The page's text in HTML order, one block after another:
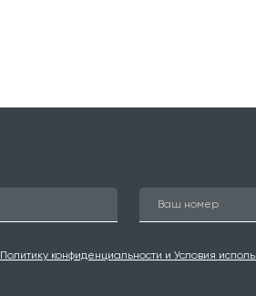
Политику конфиденциальности и Условия